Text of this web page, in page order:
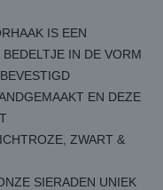
IS EEN
IN DE VORM
EN DEZE
ZWART &
SIERADEN UNIEK